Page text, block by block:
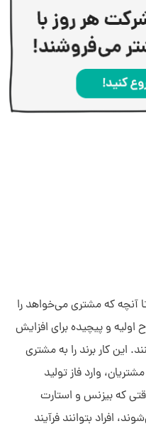
آنچه که مشتری می‌خواهد را
و پیچیده برای افزایش
این کار برند را به مشتری
وارد فاز تولید
که بیزنس و استارت
افراد بتوانند فرآیند